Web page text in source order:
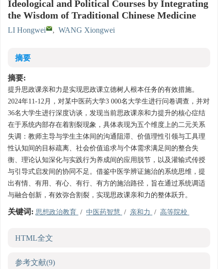
Ideological and Political Courses by Integrating
the Wisdom of Traditional Chinese Medicine
LI Hongwei , WANG Xiongwei
摘要
摘要:
提升思政课亲和力是实现思政课立德树人根本任务的有效措施。
2024年11-12月，对某中医药大学3 000名大学生进行问卷调查，并对
36名大学生进行深度访谈，发现当前思政课亲和力提升的核心症结
在于系统内部存在着割裂现象，具体表现为五个维度上的二元关系
失调：教师主导与学生主体间的沟通阻滞、价值理性引领与工具理
性认知间的目标疏离、社会价值追求与个体需求满足间的整合失
衡、理论认知深化与实践行为养成间的应用脱节，以及灌输式传授
与引导式启发间的协同不足。借鉴中医学辨证施治的系统思维，提
出有情、有用、有心、有行、有方的施治路径，旨在通过系统调适
与融合创新，有效弥合割裂，实现思政课亲和力的整体跃升。
关键词: 思想政治教育 / 中医药智慧 / 亲和力 / 高等院校
HTML全文
参考文献(9)